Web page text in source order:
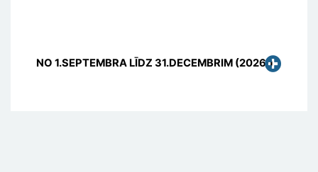
NO 1.SEPTEMBRA LĪDZ 31.DECEMBRIM (2026.)